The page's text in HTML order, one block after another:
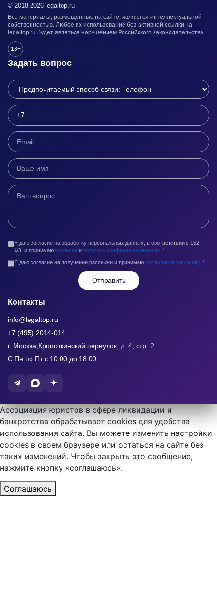
© 2018-2026 legaltop.ru
Все материалы, размещенные на сайте, являются интеллектуальной
собственностью. Любое их использование без активной ссылки на
legaltop.ru будет являться нарушением Российского законодательства.
18+
Задать вопрос
Я даю согласие на обработку персональных данных, в соответствии с 152-
ФЗ, и принимаю согласие и политику конфиденциальности *
Я даю согласие на получение рассылки и принимаю согласие на рассылку. *
Отправить
Контакты
info@legaltop.ru
+7 (495) 2014-014
г. Москва,Кропоткинский переулок, д. 4, стр. 2
С Пн по Пт с 10:00 до 18:00
Ассоциация юристов в сфере ликвидации и
банкротства обрабатывает cookies для удобства
использования сайта. Вы можете изменить настройки
cookies в своем браузере или остаться на сайте без
таких изменений. Чтобы закрыть это сообщение,
нажмите кнопку «соглашаюсь».
Соглашаюсь